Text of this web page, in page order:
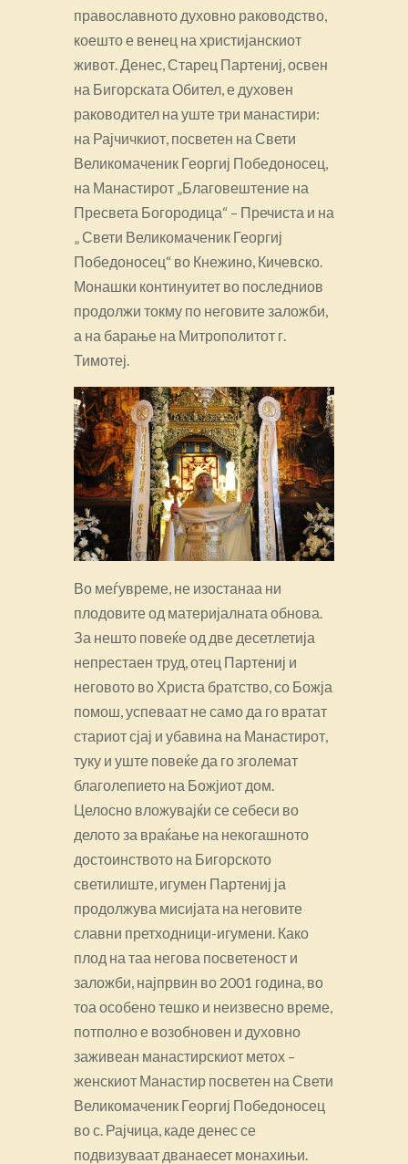
православното духовно раководство,
коешто е венец на христијанскиот
живот. Денес, Старец Партениј, освен
на Бигорската Обител, е духовен
раководител на уште три манастири:
на Рајчичкиот, посветен на Свети
Великомаченик Георгиј Победоносец,
на Манастирот „Благовештение на
Пресвета Богородица“ – Пречиста и на
„ Свети Великомаченик Георгиј
Победоносец“ во Кнежино, Кичевско.
Монашки континуитет во последниов
продолжи токму по неговите заложби,
а на барање на Митрополитот г.
Тимотеј.
Во меѓувреме, не изостанаа ни
плодовите од материјалната обнова.
За нешто повеќе од две десетлетија
непрестаен труд, отец Партениј и
неговото во Христа братство, со Божја
помош, успеваат не само да го вратат
стариот сјај и убавина на Манастирот,
туку и уште повеќе да го зголемат
благолепието на Божјиот дом.
Целосно вложувајќи се себеси во
делото за враќање на некогашното
достоинството на Бигорското
светилиште, игумен Партениј ја
продолжува мисијата на неговите
славни претходници-игумени. Како
плод на таа негова посветеност и
заложби, најпрвин во 2001 година, во
тоа особено тешко и неизвесно време,
потполно е возобновен и духовно
заживеан манастирскиот метох –
женскиот Манастир посветен на Свети
Великомаченик Георгиј Победоносец
во с. Рајчица, каде денес се
подвизуваат дванаесет монахињи.